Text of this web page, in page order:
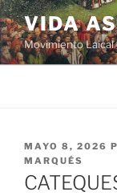
VIDA
Movimiento Laical
MAYO 8, 2026
MARQUÉS